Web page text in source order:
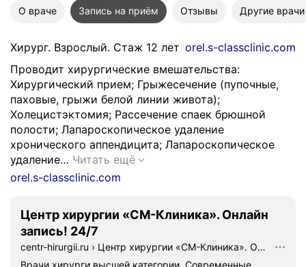
О враче Запись на приём Отзывы Другие врачи
Хирург. Взрослый. Стаж 12 лет orel.s-classclinic.com
Проводит хирургические вмешательства:
Хирургический прием; Грыжесечение (пупочные,
паховые, грыжи белой линии живота);
Холецистэктомия; Рассечение спаек брюшной
полости; Лапароскопическое удаление
хронического аппендицита; Лапароскопическое
удаление… Читать ещё
о
и
т
orel.s-classclinic.com
Центр хирургии «СМ-Клиника». Онлайн
запись! 24/7
centr-hirurgii.ru › Центр хирургии «СМ-Клиника». Онлайн запись! 24/7
Врачи хирурги высшей категории. Современные